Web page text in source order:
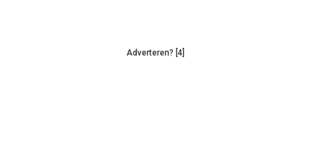
Adverteren? [4]